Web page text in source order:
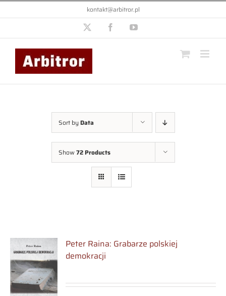
Przejdź
do
kontakt@arbitror.pl
FacebookYouTube
Sort byData
Show72 Products
Peter Raina: Grabarze polskiej
demokracji